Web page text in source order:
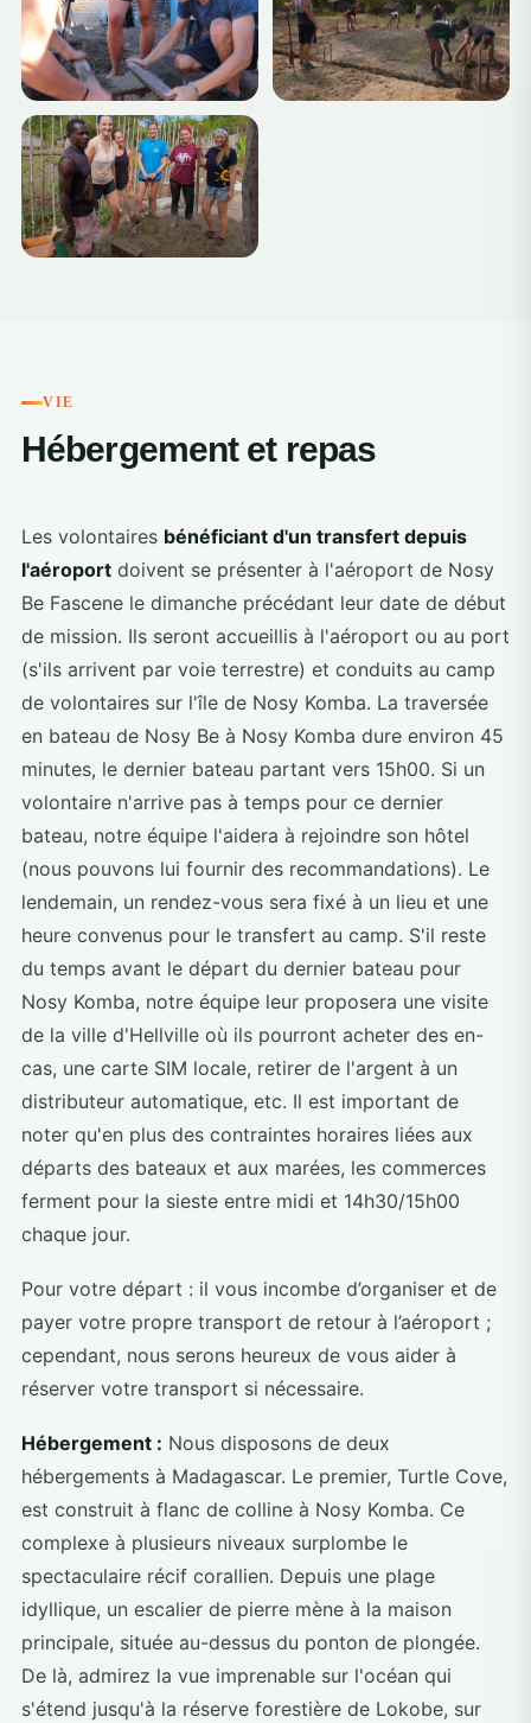
VIE
Hébergement et repas
Les volontaires bénéficiant d'un transfert depuis
l'aéroport doivent se présenter à l'aéroport de Nosy
Be Fascene le dimanche précédant leur date de début
de mission. Ils seront accueillis à l'aéroport ou au port
(s'ils arrivent par voie terrestre) et conduits au camp
de volontaires sur l'île de Nosy Komba. La traversée
en bateau de Nosy Be à Nosy Komba dure environ 45
minutes, le dernier bateau partant vers 15h00. Si un
volontaire n'arrive pas à temps pour ce dernier
bateau, notre équipe l'aidera à rejoindre son hôtel
(nous pouvons lui fournir des recommandations). Le
lendemain, un rendez-vous sera fixé à un lieu et une
heure convenus pour le transfert au camp. S'il reste
du temps avant le départ du dernier bateau pour
Nosy Komba, notre équipe leur proposera une visite
de la ville d'Hellville où ils pourront acheter des en-
cas, une carte SIM locale, retirer de l'argent à un
distributeur automatique, etc. Il est important de
noter qu'en plus des contraintes horaires liées aux
départs des bateaux et aux marées, les commerces
ferment pour la sieste entre midi et 14h30/15h00
chaque jour.
Pour votre départ : il vous incombe d’organiser et de
payer votre propre transport de retour à l’aéroport ;
cependant, nous serons heureux de vous aider à
réserver votre transport si nécessaire.
Hébergement : Nous disposons de deux
hébergements à Madagascar. Le premier, Turtle Cove,
est construit à flanc de colline à Nosy Komba. Ce
complexe à plusieurs niveaux surplombe le
spectaculaire récif corallien. Depuis une plage
idyllique, un escalier de pierre mène à la maison
principale, située au-dessus du ponton de plongée.
De là, admirez la vue imprenable sur l'océan qui
s'étend jusqu'à la réserve forestière de Lokobe, sur